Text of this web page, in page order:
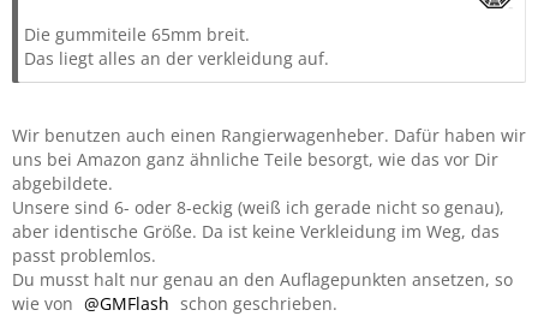
Die gummiteile 65mm breit.
Das liegt alles an der verkleidung auf.
Wir benutzen auch einen Rangierwagenheber. Dafür haben wir
uns bei Amazon ganz ähnliche Teile besorgt, wie das vor Dir
abgebildete.
Unsere sind 6- oder 8-eckig (weiß ich gerade nicht so genau),
aber identische Größe. Da ist keine Verkleidung im Weg, das
passt problemlos.
Du musst halt nur genau an den Auflagepunkten ansetzen, so
wie von
GMFlash schon geschrieben.